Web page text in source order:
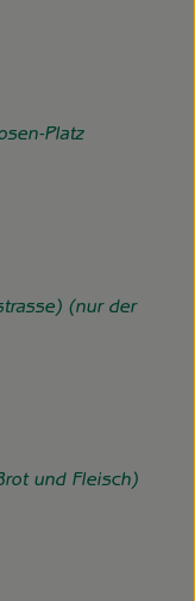
Platz
(nur der
und Fleisch)